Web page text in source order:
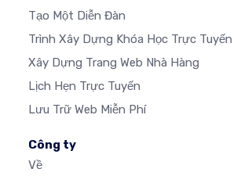
Tạo Một Diễn Đàn
Trình Xây Dựng Khóa Học Trực Tuyến
Xây Dựng Trang Web Nhà Hàng
Lịch Hẹn Trực Tuyến
Lưu Trữ Web Miễn Phí
Công ty
Về